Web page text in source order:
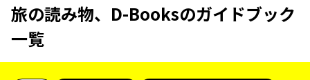
旅の読み物、D-Booksのガイドブック
一覧